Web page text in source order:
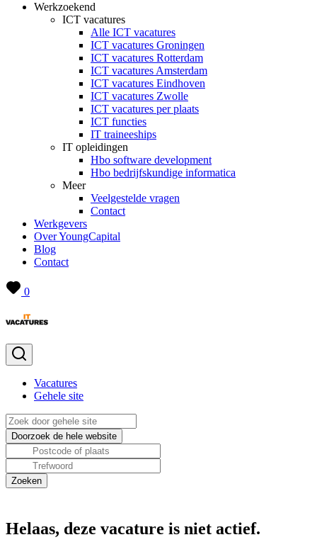
Werkzoekend
ICT vacatures
Alle ICT vacatures
ICT vacatures Groningen
ICT vacatures Rotterdam
ICT vacatures Amsterdam
ICT vacatures Eindhoven
ICT vacatures Zwolle
ICT vacatures per plaats
ICT functies
IT traineeships
IT opleidingen
Hbo software development
Hbo bedrijfskundige informatica
Meer
Veelgestelde vragen
Contact
Werkgevers
Over YoungCapital
Blog
Contact
0
Vacatures
Gehele site
Helaas, deze vacature is niet actief.